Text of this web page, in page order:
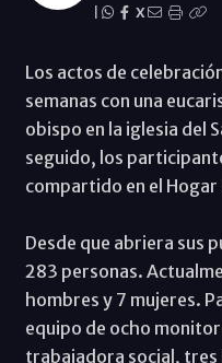
X
Los actos de
semanas con una
obispo en la iglesia del
seguido, los
compartido en el Hogar
Desde que abriera sus
283 personas.
hombres y 7 mujeres.
equipo de ocho
trabajadora social, tres